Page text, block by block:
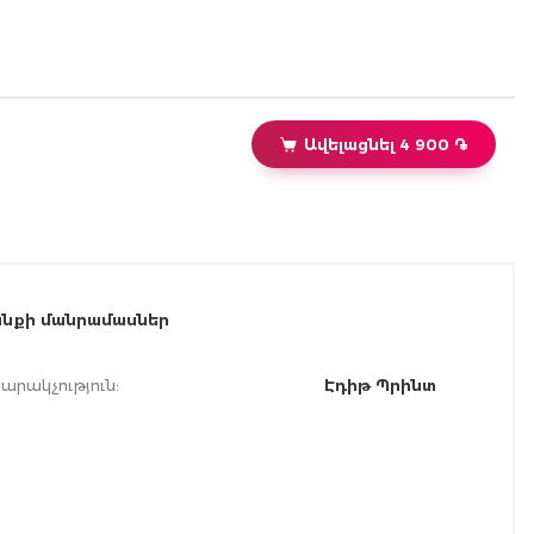
հեղինակի սահուն գրչի, նուրբ հեգնանքի և
Ավելացնել 4 900 ֏
մանրամասներ
: Էդիթ Պրինտ